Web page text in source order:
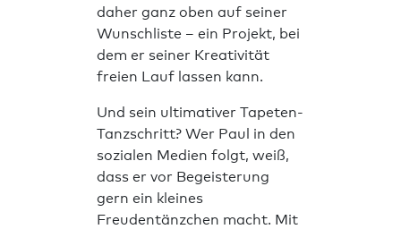
daher ganz oben auf seiner
Wunschliste – ein Projekt, bei
dem er seiner Kreativität
freien Lauf lassen kann.
Und sein ultimativer Tapeten-
Tanzschritt? Wer Paul in den
sozialen Medien folgt, weiß,
dass er vor Begeisterung
gern ein kleines
Freudentänzchen macht. Mit